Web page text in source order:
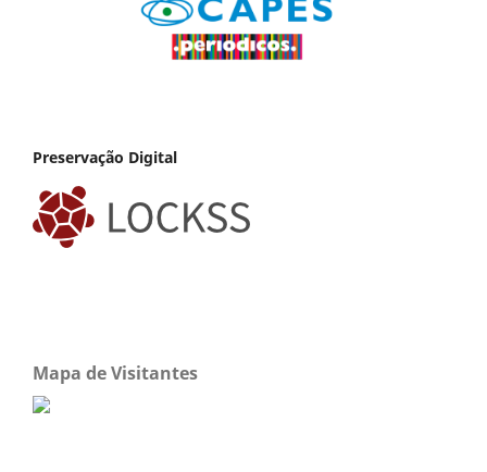
Preservação Digital
Mapa de Visitantes